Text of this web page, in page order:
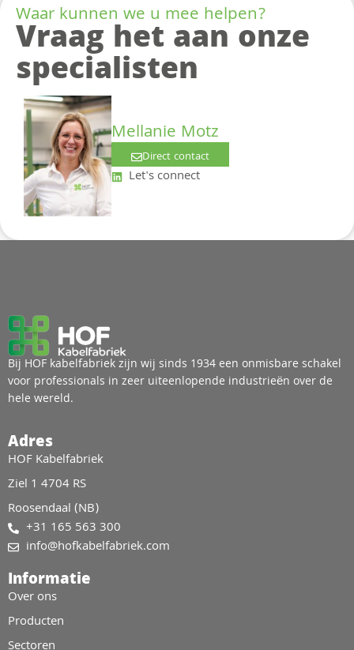
Waar kunnen we u mee helpen?
Vraag het aan onze
specialisten
Mellanie Motz
Direct contact
Let's connect
Bij HOF kabelfabriek zijn wij sinds 1934 een onmisbare schakel
voor professionals in zeer uiteenlopende industrieën over de
hele wereld.
Adres
HOF Kabelfabriek
Ziel 1 4704 RS
Roosendaal (NB)
+31 165 563 300
info@hofkabelfabriek.com
Informatie
Over ons
Producten